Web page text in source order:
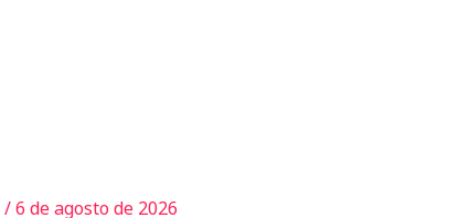
/6 de agosto de 2026